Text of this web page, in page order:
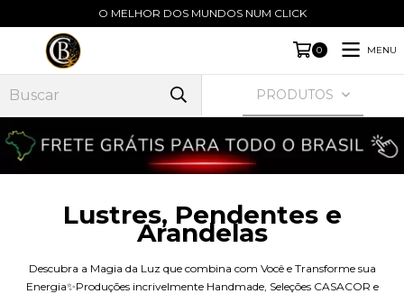
O MELHOR DOS MUNDOS NUM CLICK
0 MENU
PRODUTOS
Lustres, Pendentes e
Arandelas
Descubra a Magia da Luz que combina com Você e Transforme sua
Energia✨Produções incrivelmente Handmade, Seleções CASACOR e